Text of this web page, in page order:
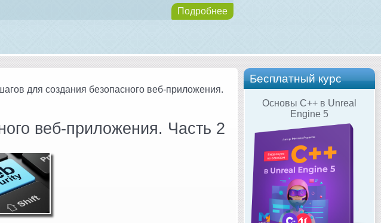
Подробнее
Бесплатный курс
Основы C++ в Unreal
Engine 5
для создания безопасного веб-приложения.
веб-приложения. Часть 2